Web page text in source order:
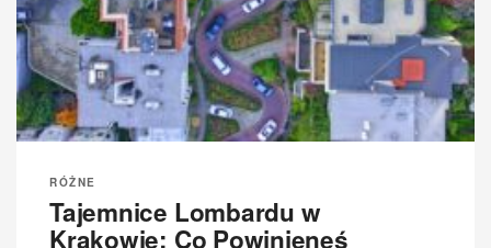
RÓŻNE
Tajemnice Lombardu w
Krakowie: Co Powinieneś